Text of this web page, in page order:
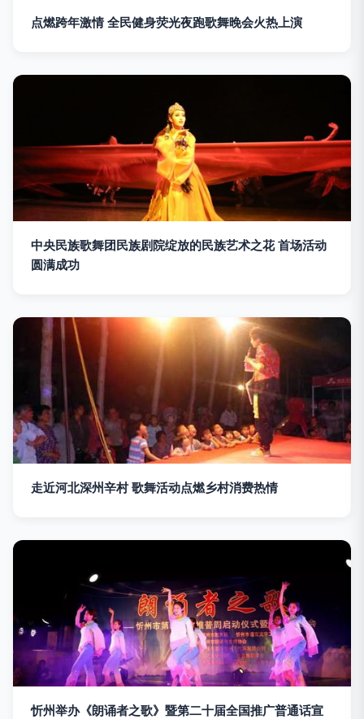
点燃跨年激情 全民健身荧光夜跑歌舞晚会火热上演
中央民族歌舞团民族剧院绽放的民族艺术之花 首场活动
圆满成功
走近河北深州辛村 歌舞活动点燃乡村消费热情
忻州举办《朗诵者之歌》暨第二十届全国推广普通话宣